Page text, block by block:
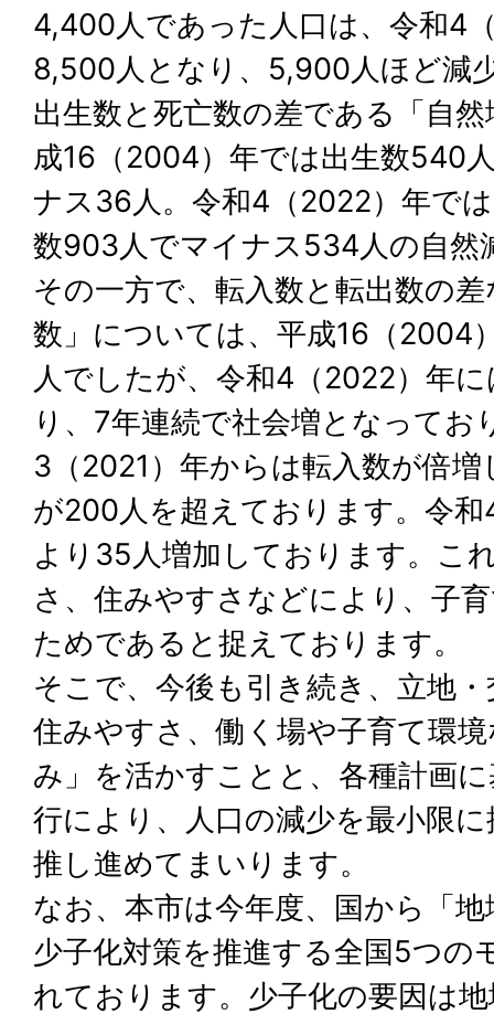
4,400人であった人口は、令和4
8,500人となり、5,900人ほど減
出生数と死亡数の差である「自
成16（2004）年では出生数540
ナス36人。令和4（2022）年で
数903人でマイナス534人の自然
その一方で、転入数と転出数の
数」については、平成16（2004
人でしたが、令和4（2022）年
り、7年連続で社会増となってお
3（2021）年からは転入数が倍
が200人を超えております。令
より35人増加しております。こ
さ、住みやすさなどにより、子
ためであると捉えております。
そこで、今後も引き続き、立地
住みやすさ、働く場や子育て環
み」を活かすことと、各種計画
行により、人口の減少を最小限
推し進めてまいります。
なお、本市は今年度、国から「
少子化対策を推進する全国5つの
れております。少子化の要因は